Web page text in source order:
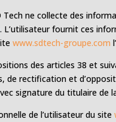
ne collecte des
. L’utilisateur fournit ces
www.sdtech-groupe.com
des articles 38 et
de rectification et
signature du titulaire de
de l’utilisateur du site